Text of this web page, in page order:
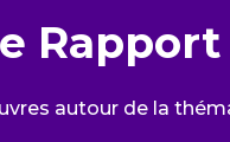
autour de la